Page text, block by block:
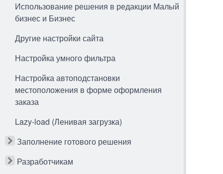
Использование решения в редакции Малый
бизнес и Бизнес
Другие настройки сайта
Настройка умного фильтра
Настройка автоподстановки
местоположения в форме оформления
заказа
Lazy-load (Ленивая загрузка)
Заполнение готового решения
Разработчикам